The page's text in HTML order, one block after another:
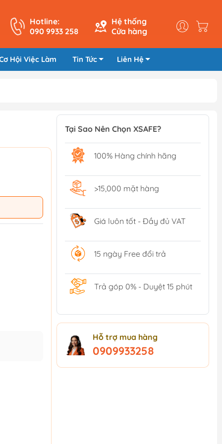
Hotline:
090 9933 258
Hệ thống
Cửa hàng
Hội Việc Làm Tin Tức Liên Hệ
Tại Sao Nên Chọn XSAFE?
100% Hàng chính hãng
>15,000 mặt hàng
Giá luôn tốt - Đầy đủ VAT
15 ngày Free đổi trả
Trả góp 0% - Duyệt 15 phút
Hỗ trợ mua hàng
0909933258